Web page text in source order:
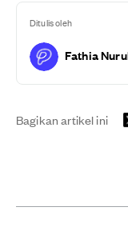
Ditulis oleh
Fathia
Bagikan artikel ini